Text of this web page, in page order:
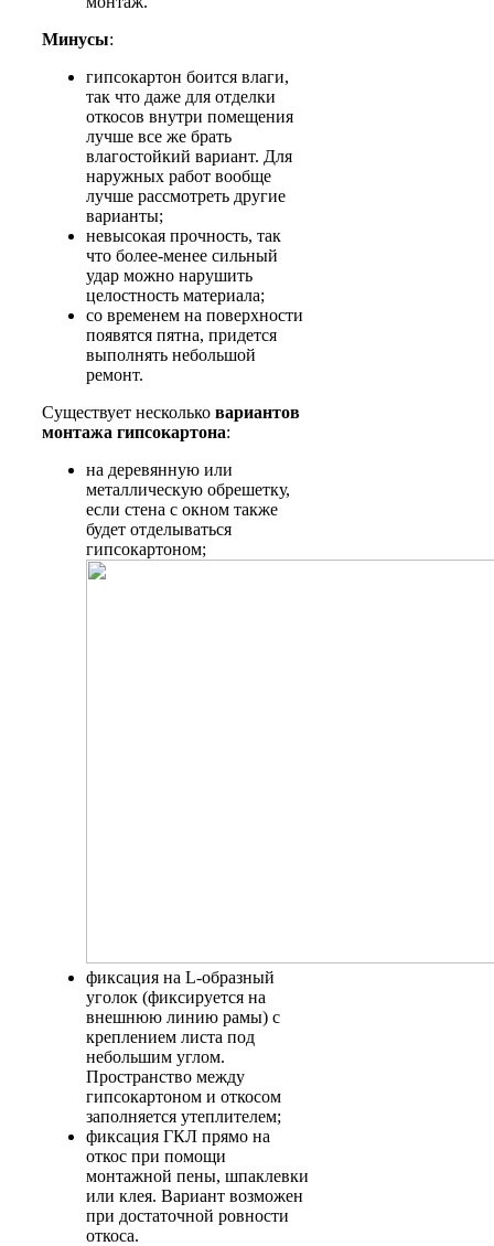
Минусы:
гипсокартон боится влаги,
так что даже для отделки
откосов внутри помещения
лучше все же брать
влагостойкий вариант. Для
наружных работ вообще
лучше рассмотреть другие
варианты;
невысокая прочность, так
что более-менее сильный
удар можно нарушить
целостность материала;
со временем на поверхности
появятся пятна, придется
выполнять небольшой
ремонт.
Существует несколько вариантов
монтажа гипсокартона:
на деревянную или
металлическую обрешетку,
если стена с окном также
будет отделываться
гипсокартоном;
фиксация на L-образный
уголок (фиксируется на
внешнюю линию рамы) с
креплением листа под
небольшим углом.
Пространство между
гипсокартоном и откосом
заполняется утеплителем;
фиксация ГКЛ прямо на
откос при помощи
монтажной пены, шпаклевки
или клея. Вариант возможен
при достаточной ровности
откоса.